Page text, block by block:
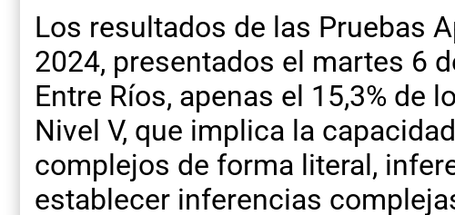
Los resultados de las Pruebas
2024, presentados el martes 6
Entre Ríos, apenas el 15,3% de
Nivel V, que implica la
complejos de forma literal,
establecer inferencias